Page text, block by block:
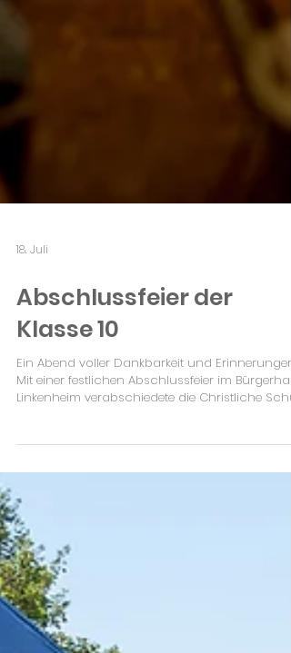
Abschlussfeier der
Linkenheim verabschiedete die Christliche
Hardt ihre 17 Absolventinnen und Absolventen
der 10. Klasse. Gemeinsam mit Eltern,
Geschwistern, Lehrkräften und Freunden wurde
auf einen besonderen Lebensabschnitt
zurückgeblickt und der Start in einen neuen
gefeiert. Besonders erfreulich: Alle Schülerinnen
und Schüler haben erfolgreich die Mittlere Reife
erlangt. Schon der feierlic